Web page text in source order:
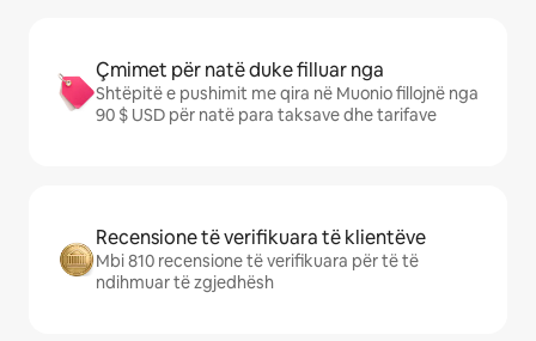
Çmimet për natë duke filluar nga
Shtëpitë e pushimit me qira në Muonio fillojnë nga
90 $ USD për natë para taksave dhe tarifave
Recensione të verifikuara të klientëve
Mbi 810 recensione të verifikuara për të të
ndihmuar të zgjedhësh